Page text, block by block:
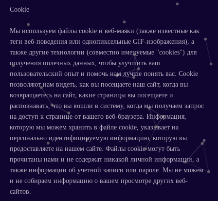
Cookie
Мы используем файлы cookie и веб-маяки (также известные как
теги веб-поведения или однопиксельные GIF-изображения), а
также другие технологии (совместно именуемые "cookies") для
получения полезных данных, чтобы улучшить ваш
пользовательский опыт и помочь нам лучше понять вас. Cookie
позволяют нам видеть, как вы посещаете наш сайт, когда вы
возвращаетесь на сайт, какие страницы вы посещаете и
распознавать, что вы вошли в систему, когда мы получаем запрос
на доступ к странице от вашего веб-браузера. Информация,
которую мы можем хранить в файле cookie, указывает на
персонально идентифицируемую информацию, которую вы
предоставляете на нашем сайте. Файлы cookie могут быть
прочитаны нами и не содержат никакой личной информации, а
также информации об учетной записи или пароле. Мы не можем
и не собираем информацию о вашем просмотре других веб-
сайтов.